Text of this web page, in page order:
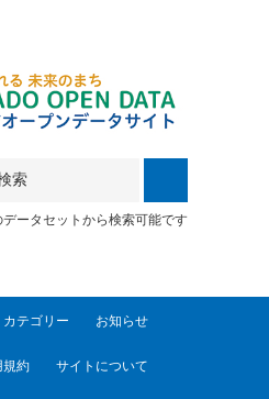
データセットから検索可能です
カテゴリー お知らせ
規約 サイトについて